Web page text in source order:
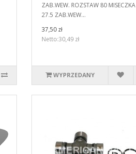
ZAB.WEW. ROZSTAW 80 MISECZKA
27.5 ZAB.WEW...
37,50 zł
Netto:30,49 zł
WYPRZEDANY